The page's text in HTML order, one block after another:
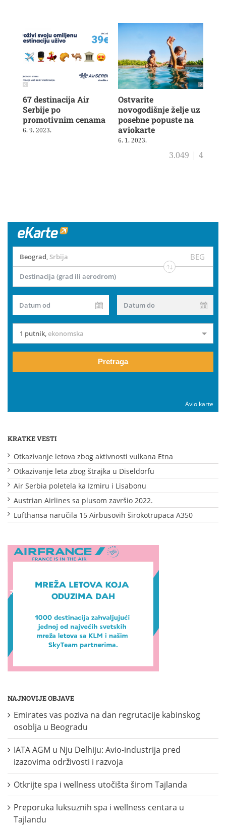
67 destinacija Air
Serbije po
promotivnim cenama
6. 9. 2023.
Ostvarite
novogodišnje želje uz
posebne popuste na
aviokarte
6. 1. 2023.
3.049 | 4
Beograd, Srbija BEG
Destinacija (grad ili aerodrom)
Datum od Datum do
1 putnik,ekonomska
Pretraga
Avio karte
KRATKE VESTI
Otkazivanje letova zbog aktivnosti vulkana Etna
Otkazivanje leta zbog štrajka u Diseldorfu
Air Serbia poletela ka Izmiru i Lisabonu
Austrian Airlines sa plusom završio 2022.
Lufthansa naručila 15 Airbusovih širokotrupaca A350
NAJNOVIJE OBJAVE
Emirates vas poziva na dan regrutacije kabinskog
osoblja u Beogradu
IATA AGM u Nju Delhiju: Avio-industrija pred
izazovima održivosti i razvoja
Otkrijte spa i wellness utočišta širom Tajlanda
Preporuka luksuznih spa i wellness centara u
Tajlandu